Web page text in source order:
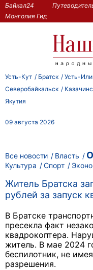
Байкал24
Монголия Гид
Усть-Кут Братск Усть-
Северобайкальск
Якутия
09 августа 2026
Все новости Власть
Культура
Спорт
Житель Братска
рублей за запуск
В Братске
пресекла факт
квадрокоптера.
житель. В мае 2024
беспилотник, не
разрешения.